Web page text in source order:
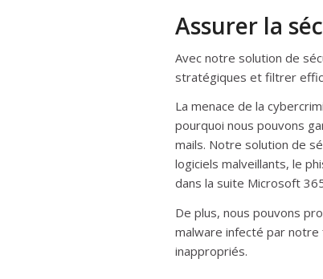
Assurer la
Avec notre solution de
stratégiques et filtrer
La menace de la
pourquoi nous pouvons
mails. Notre solution de
logiciels malveillants, le
dans la suite Microsoft
De plus, nous pouvons
malware infecté par
inappropriés.